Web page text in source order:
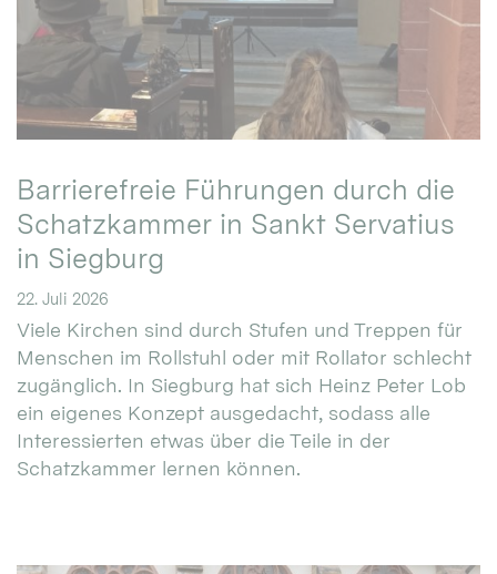
Barrierefreie Führungen durch die
Schatzkammer in Sankt Servatius
in Siegburg
22. Juli 2026
Viele Kirchen sind durch Stufen und Treppen für
Menschen im Rollstuhl oder mit Rollator schlecht
zugänglich. In Siegburg hat sich Heinz Peter Lob
ein eigenes Konzept ausgedacht, sodass alle
Interessierten etwas über die Teile in der
Schatzkammer lernen können.